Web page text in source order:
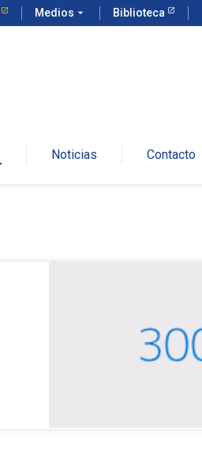
Medios arrow_drop_down Biblioteca
Noticias Contacto